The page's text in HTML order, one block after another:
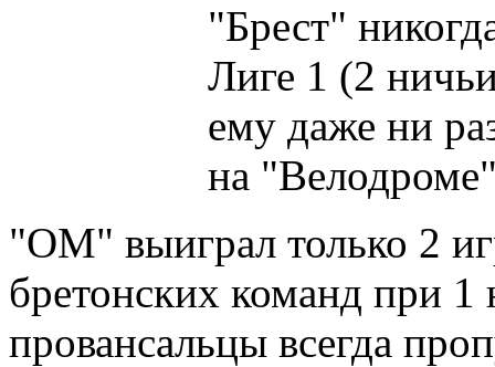
"Брест"
Лиге 1 (2
ему даже ни
на
"ОМ" выиграл только 2
бретонских команд при
провансальцы всегда